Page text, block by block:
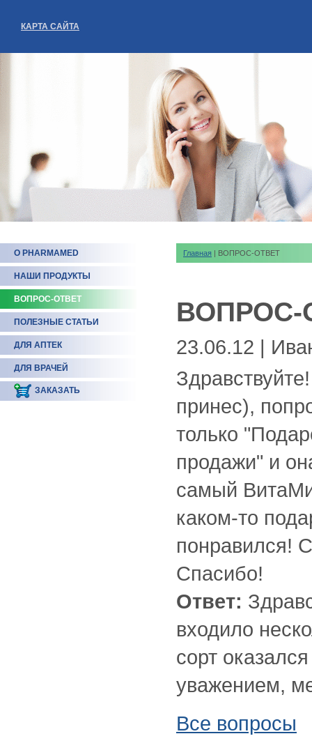
КАРТА САЙТА
О PHARMAMED
НАШИ ПРОДУКТЫ
ВОПРОС-ОТВЕТ
ПОЛЕЗНЫЕ СТАТЬИ
ДЛЯ АПТЕК
ДЛЯ ВРАЧЕЙ
ЗАКАЗАТЬ
Главная | ВОПРОС-ОТВЕТ
ВОПРОС-
23.06.12 |
принес),
только
продажи" и
самый
каком-то
понравился!
Спасибо!
Ответ:
входило
сорт
уважением,
Все вопросы